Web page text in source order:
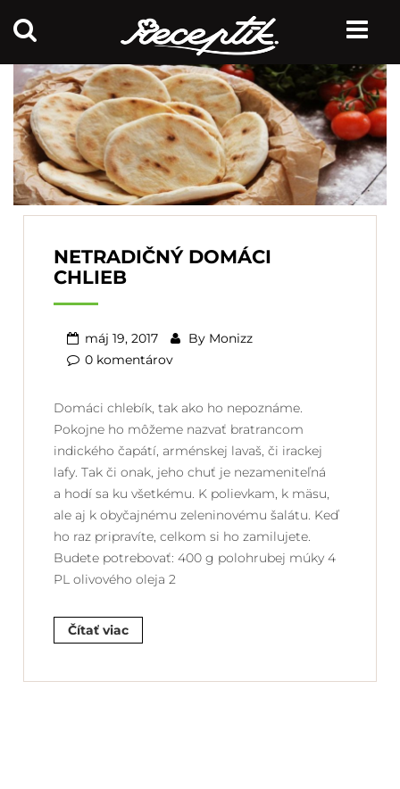
NETRADIČNÝ DOMÁCI
CHLIEB
máj 19, 2017 By Monizz
0 komentárov
Domáci chlebík, tak ako ho nepoznáme.
Pokojne ho môžeme nazvať bratrancom
indického čapátí, arménskej lavaš, či irackej
lafy. Tak či onak, jeho chuť je nezameniteľná
a hodí sa ku všetkému. K polievkam, k mäsu,
ale aj k obyčajnému zeleninovému šalátu. Keď
ho raz pripravíte, celkom si ho zamilujete.
Budete potrebovať: 400 g polohrubej múky 4
PL olivového oleja 2
Čítať viac